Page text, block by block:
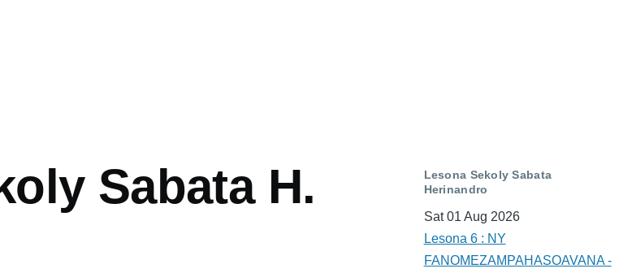
Sabata H.
Lesona Sekoly Sabata
Herinandro
Sat 01 Aug 2026
Lesona 6 : NY
FANOMEZAMPAHASOAVANA -